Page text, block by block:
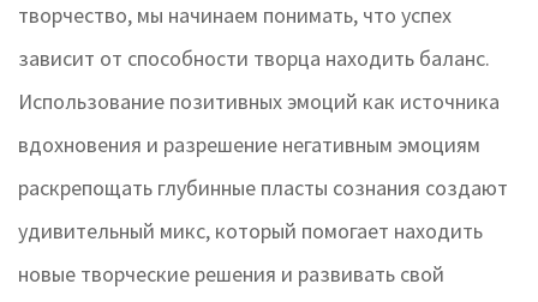
творчество, мы начинаем понимать, что успех
зависит от способности творца находить баланс.
Использование позитивных эмоций как источника
вдохновения и разрешение негативным эмоциям
раскрепощать глубинные пласты сознания создают
удивительный микс, который помогает находить
новые творческие решения и развивать свой